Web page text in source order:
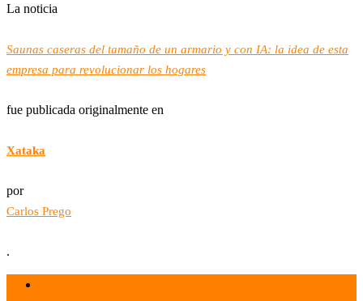
La noticia
Saunas caseras del tamaño de un armario y con IA: la idea de esta
empresa para revolucionar los hogares
fue publicada originalmente en
Xataka
por
Carlos Prego
.